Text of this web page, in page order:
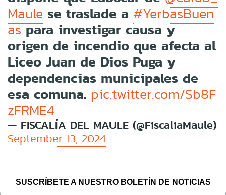
Maule se traslade a #YerbasBuen
aspara investigar causa y
origen de incendio que afecta al
Liceo Juan de Dios Puga y
dependencias municipales de
esa comuna. pic.twitter.com/Sb8F
zFRME4
— FISCALÍA DEL MAULE (@FiscaliaMaule)
September 13, 2024
SUSCRÍBETE A NUESTRO BOLETÍN DE NOTICIAS